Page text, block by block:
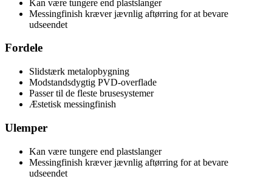
Kan være tungere end plastslanger
Messingfinish kræver jævnlig aftørring for at bevare
udseendet
Fordele
Slidstærk metalopbygning
Modstandsdygtig PVD-overflade
Passer til de fleste brusesystemer
Æstetisk messingfinish
Ulemper
Kan være tungere end plastslanger
Messingfinish kræver jævnlig aftørring for at bevare
udseendet